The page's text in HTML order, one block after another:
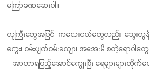
မကြာခဏဆေးပါ။
လူကြီးတွေအပြင် ကလေးငယ်တွေလည်း သွေးလွ
ကွေး၊ ဝမ်းပျက်ဝမ်းလျော၊ အအေးမိ စတဲ့ရောဂါ
– အာဟာရပြည့်အောင်ကျွေးပြီး ရေများများတိုက်ပေ